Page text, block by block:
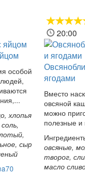
особой
хлопья
сыр
20:00
ягодами
Вместо
овсяной
можно
полезные
овсяные,
творог,
масло